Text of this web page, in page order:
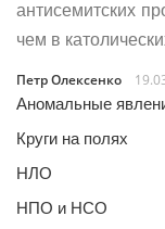
антисемитских
чем в
Петр Олексенко
Аномальные
Круги на полях
НЛО
НПО и НСО